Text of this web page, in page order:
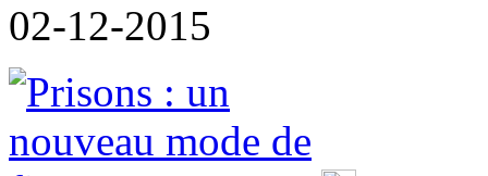
02-12-2015